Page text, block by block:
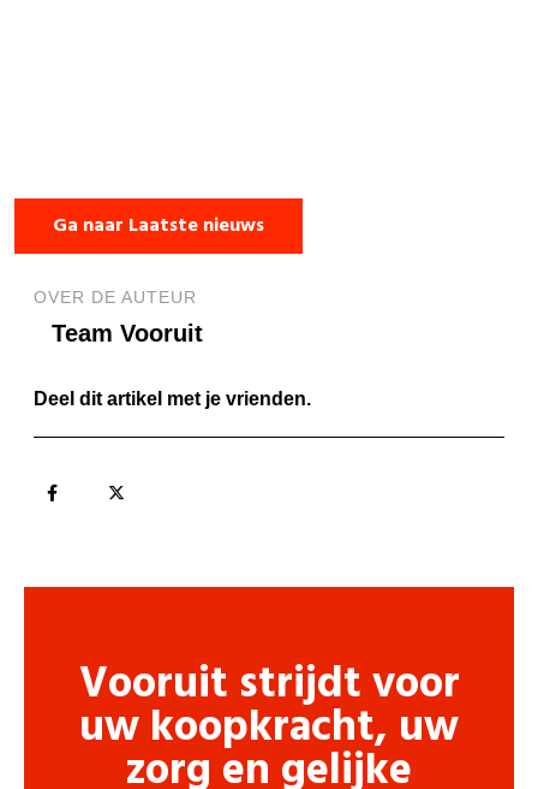
Ga naar Laatste nieuws
OVER DE AUTEUR
Team Vooruit
Deel dit artikel met je vrienden.
Vooruit strijdt voor
uw koopkracht, uw
zorg en gelijke